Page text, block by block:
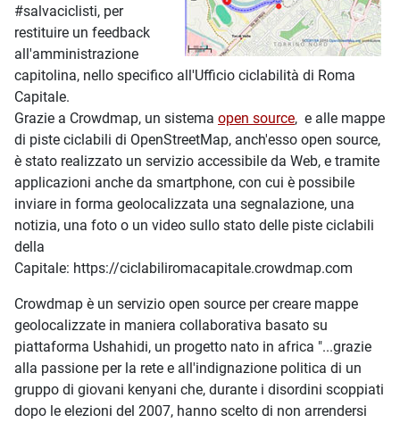
#salvaciclisti, per
restituire un feedback
all'amministrazione
capitolina, nello specifico all'Ufficio ciclabilità di Roma
Capitale.
Grazie a Crowdmap, un sistema open source, e alle mappe
di piste ciclabili di OpenStreetMap, anch'esso open source,
è stato realizzato un servizio accessibile da Web, e tramite
applicazioni anche da smartphone, con cui è possibile
inviare in forma geolocalizzata una segnalazione, una
notizia, una foto o un video sullo stato delle piste ciclabili
della
Capitale: https://ciclabiliromacapitale.crowdmap.com
Crowdmap è un servizio open source per creare mappe
geolocalizzate in maniera collaborativa basato su
piattaforma Ushahidi, un progetto nato in africa "...grazie
alla passione per la rete e all'indignazione politica di un
gruppo di giovani kenyani che, durante i disordini scoppiati
dopo le elezioni del 2007, hanno scelto di non arrendersi